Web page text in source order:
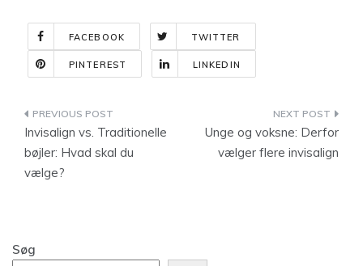
FACEBOOK TWITTER
PINTEREST LINKEDIN
Indlægsnavigation
Invisalign vs. Traditionelle
bøjler: Hvad skal du
vælge?
Unge og voksne: Derfor
vælger flere invisalign
Søg